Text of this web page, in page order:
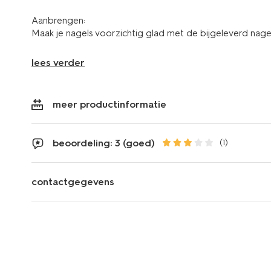
Aanbrengen:
Maak je nagels voorzichtig glad met de bijgeleverd
lees verder
meer productinformatie
beoordeling: 3 (goed) (1)
contactgegevens